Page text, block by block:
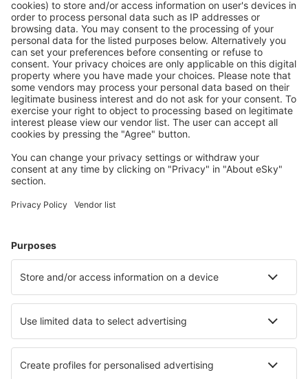
Descarcă aplicația noastrăși organizează-ţi
convenabil călătoriile
Planifică-ți călătoria
Zbor+Hotel
Hoteluri
Transferuri aeroport
Atracţii
Evenimente sportive
Află mai multe